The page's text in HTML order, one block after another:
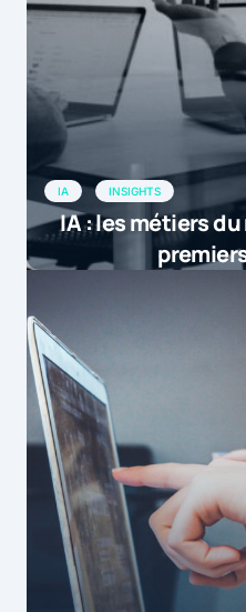
IA INSIGHTS
IA : les métiers